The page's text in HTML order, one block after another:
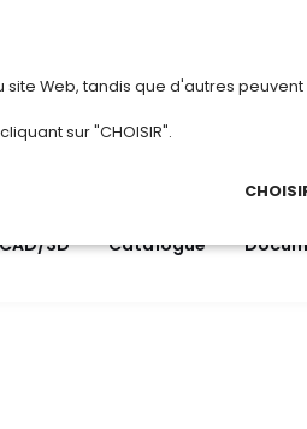
Du 3 au 28
3D Catalogue
Web, tandis que d'autres
sur "CHOISIR".